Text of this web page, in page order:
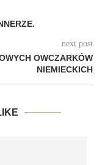
next post
OWCZARKÓW
NIEMIECKICH